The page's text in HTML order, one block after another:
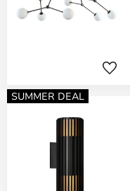
SUMMER DEAL